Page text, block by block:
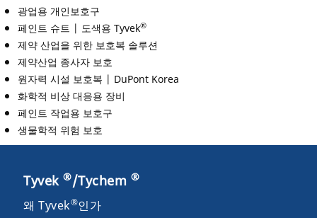
광업용 개인보호구
페인트 슈트 | 도색용 Tyvek®
제약 산업을 위한 보호복 솔루션
제약산업 종사자 보호
원자력 시설 보호복 | DuPont Korea
화학적 비상 대응용 장비
페인트 작업용 보호구
생물학적 위험 보호
Tyvek ®/Tychem ®
왜 Tyvek®인가